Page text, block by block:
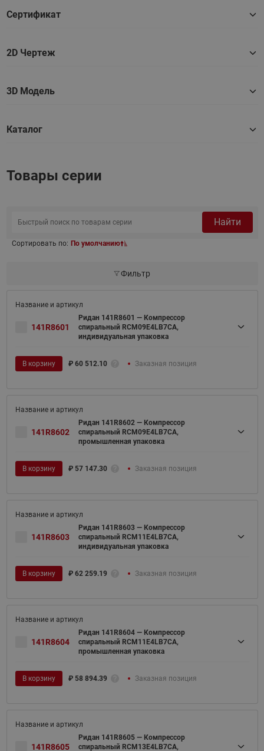
Сертификат
2D Чертеж
3D Модель
Каталог
Товары серии
Найти
Сортировать по: По умолчанию
Фильтр
141R8601
Ридан 141R8601 — Компрессор
спиральный RCM09E4LB7CA,
индивидуальная упаковка
В корзину ₽ 60 512.10 Заказная позиция
141R8602
Ридан 141R8602 — Компрессор
спиральный RCM09E4LB7CA,
промышленная упаковка
В корзину ₽ 57 147.30 Заказная позиция
141R8603
Ридан 141R8603 — Компрессор
спиральный RCM11E4LB7CA,
индивидуальная упаковка
В корзину ₽ 62 259.19 Заказная позиция
141R8604
Ридан 141R8604 — Компрессор
спиральный RCM11E4LB7CA,
промышленная упаковка
В корзину ₽ 58 894.39 Заказная позиция
141R8605
Ридан 141R8605 — Компрессор
спиральный RCM13E4LB7CA,